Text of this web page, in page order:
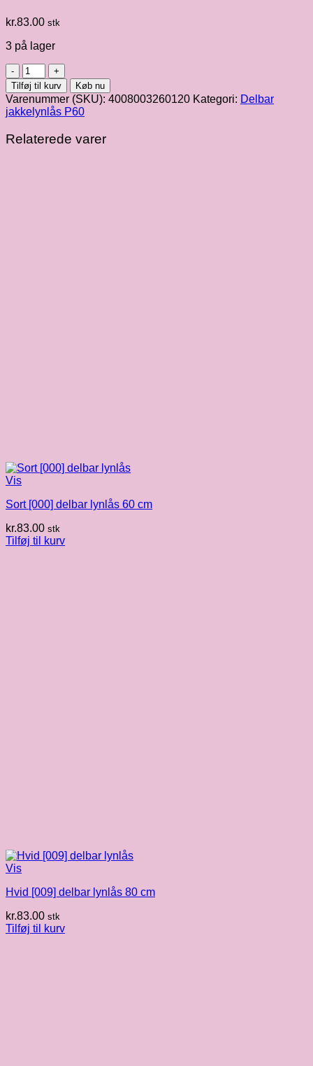
kr.83.00 stk
3 på lager
Lyseblå
[259]
delbar
lynlås
60
cm
antal
Tilføj til kurv Køb nu
Varenummer (SKU): 4008003260120 Kategori: Delbar
jakkelynlås P60
Relaterede varer
Vis
Sort [000] delbar lynlås 60 cm
kr.83.00 stk
Tilføj til kurv
Vis
Hvid [009] delbar lynlås 80 cm
kr.83.00 stk
Tilføj til kurv